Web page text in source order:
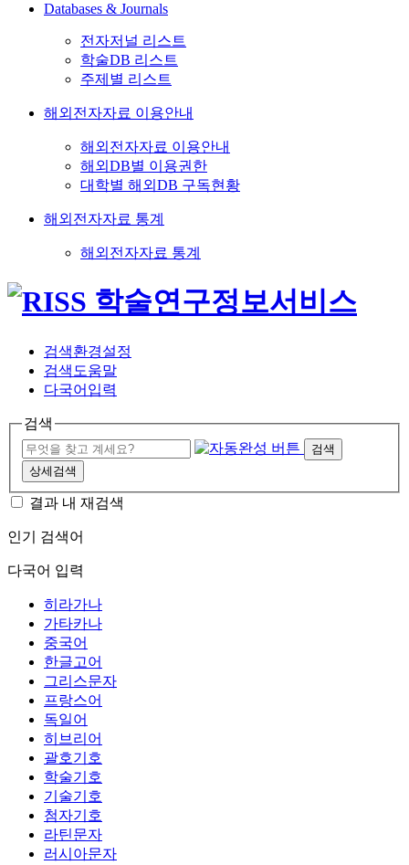
Databases & Journals
전자저널 리스트
학술DB 리스트
주제별 리스트
해외전자자료 이용안내
해외전자자료 이용안내
해외DB별 이용권한
대학별 해외DB 구독현황
해외전자자료 통계
해외전자자료 통계
검색환경설정
검색도움말
다국어입력
검색
검색
상세검색
결과 내 재검색
인기 검색어
다국어 입력
히라가나
가타카나
중국어
한글고어
그리스문자
프랑스어
독일어
히브리어
괄호기호
학술기호
기술기호
첨자기호
라틴문자
러시아문자